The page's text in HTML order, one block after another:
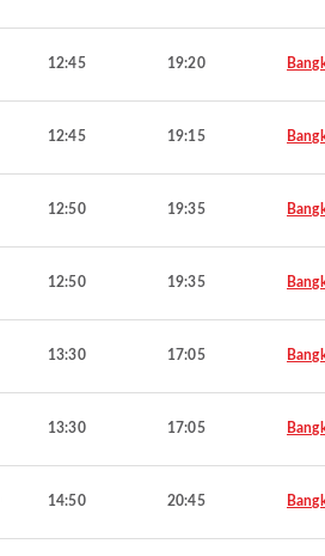
12:45 19:20
12:45 19:15
12:50 19:35
12:50 19:35
13:30 17:05
13:30 17:05
14:50 20:45